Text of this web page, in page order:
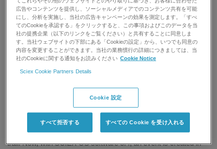
印刷する 記事を評価する:
For research use only. Not for use in
diagnostic procedures.
In Explore mode, SCIEX OS software allows users to display
and print sample information for a data set. In previous versions,
printing the sample information was not recorded in the audit
trail. Now, with SCIEX OS software 3.4, an event is created in
広告やコンテンツを提供し、ソーシャルメディアでのコンテンツ共有を可能
にし、分析を実施し、当社の広告キャンペーンの効果を測定します。「すべ
てのCookieを承認する」をクリックすると、この事項およびこのデータを当
社の提携企業（以下のリンクをご覧ください）と共有することに同意しま
す。当社ウェブサイトの下部にある「Cookieの設定」から、いつでも同意の
内容を変更することができます。当社の業務慣行の詳細につきましては、当
社のCookieに関する通知をお読みください Cookie Notice
Sciex Cookie Partners Details
Cookie 設定
すべて拒否する すべての Cookie を受け入れる